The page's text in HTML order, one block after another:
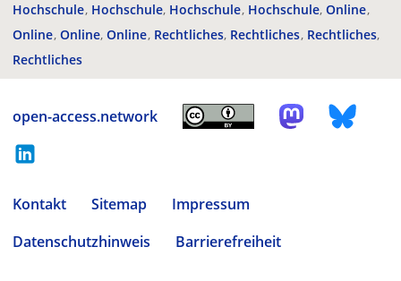
Hochschule Hochschule Hochschule Hochschule Online
Online Online Online Rechtliches Rechtliches Rechtliches
Rechtliches
open-access.network
Kontakt Sitemap
Impressum
Datenschutzhinweis
Barrierefreiheit